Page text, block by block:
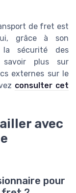
de fret est
grâce à son
sécurité des
savoir plus sur
externes sur le
consulter cet
avec
pour